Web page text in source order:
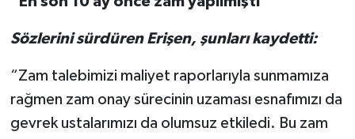
Sözlerini sürdüren Erişen, şunları kaydetti:
“Zam talebimizi maliyet raporlarıyla sunmamıza
rağmen zam onay sürecinin uzaması esnafımızı da
gevrek ustalarımızı da olumsuz etkiledi. Bu zam